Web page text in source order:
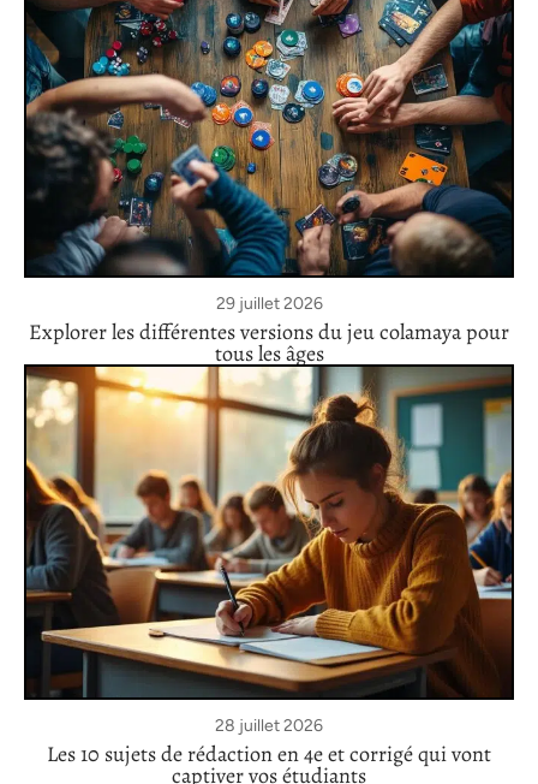
29 juillet 2026
Explorer les différentes versions du jeu colamaya pour
tous les âges
28 juillet 2026
Les 10 sujets de rédaction en 4e et corrigé qui vont
captiver vos étudiants